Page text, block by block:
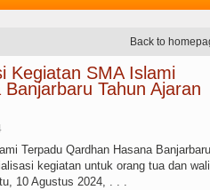
Back to
Kegiatan SMA Islami
Tahun Ajaran
Terpadu Qardhan Hasana Banjarbaru
kegiatan untuk orang tua dan wali
10 Agustus 2024, . . .